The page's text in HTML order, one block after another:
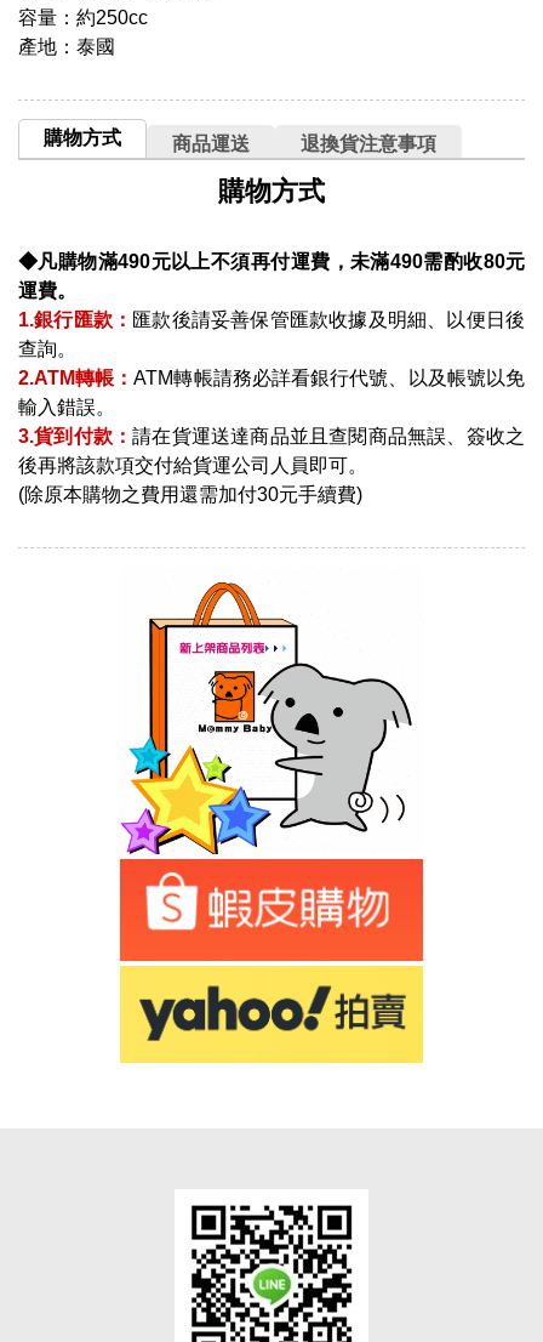
容量：約250cc
產地：泰國
購物方式 商品運送 退換貨注意事項
購物方式
◆凡購物滿490元以上不須再付運費，未滿490需酌收80元
運費。
1.銀行匯款： 匯款後請妥善保管匯款收據及明細、以便日後
查詢。
2.ATM轉帳：ATM轉帳請務必詳看銀行代號、以及帳號以免
輸入錯誤。
3.貨到付款：請在貨運送達商品並且查閱商品無誤、簽收之
後再將該款項交付給貨運公司人員即可。
(除原本購物之費用還需加付30元手續費)